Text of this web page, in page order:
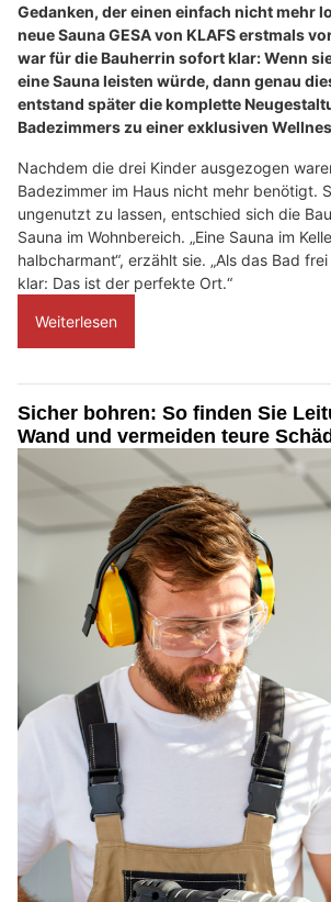
Gedanken, der einen einfach nicht mehr
neue Sauna GESA von KLAFS erstmals
war für die Bauherrin sofort klar: Wenn
eine Sauna leisten würde, dann genau
entstand später die komplette
Badezimmers zu einer exklusiven
Nachdem die drei Kinder ausgezogen
Badezimmer im Haus nicht mehr benötigt.
ungenutzt zu lassen, entschied sich die
Sauna im Wohnbereich. „Eine Sauna im
halbcharmant“, erzählt sie. „Als das Bad
klar: Das ist der perfekte Ort.“
Weiterlesen
Sicher bohren: So finden Sie
Wand und vermeiden teure